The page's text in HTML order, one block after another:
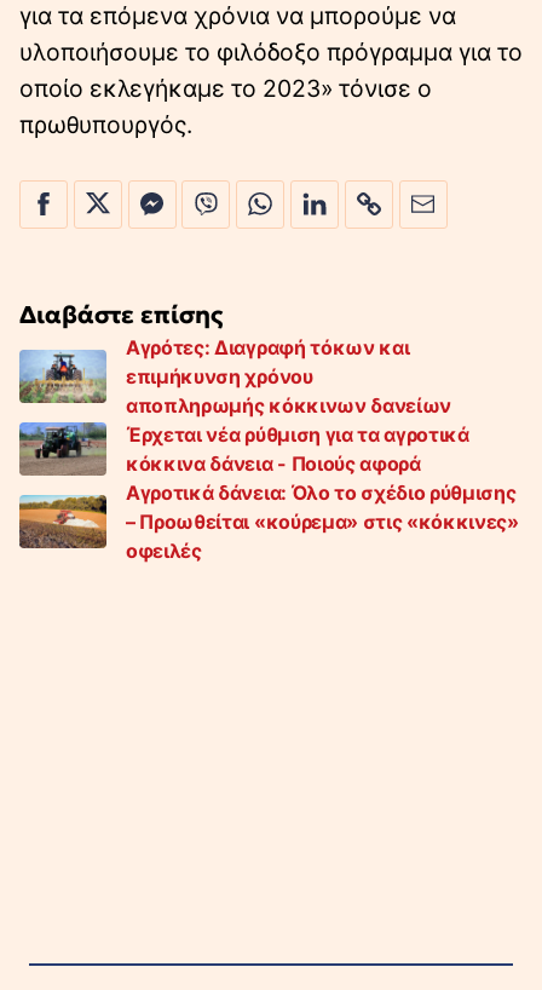
για τα επόμενα χρόνια να μπορούμε να
υλοποιήσουμε το φιλόδοξο πρόγραμμα για το
οποίο εκλεγήκαμε το 2023» τόνισε ο
πρωθυπουργός.
Διαβάστε επίσης
Αγρότες: Διαγραφή τόκων και
επιμήκυνση χρόνου
αποπληρωμής κόκκινων δανείων
Έρχεται νέα ρύθμιση για τα αγροτικά
κόκκινα δάνεια - Ποιούς αφορά
Αγροτικά δάνεια: Όλο το σχέδιο ρύθμισης
– Προωθείται «κούρεμα» στις «κόκκινες»
οφειλές